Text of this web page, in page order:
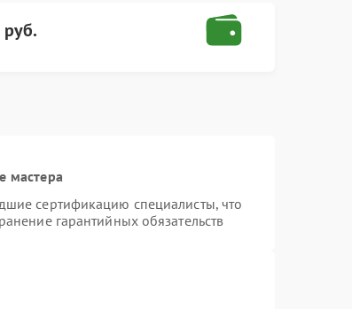
мастера
сертификацию специалисты, что
гарантийных обязательств